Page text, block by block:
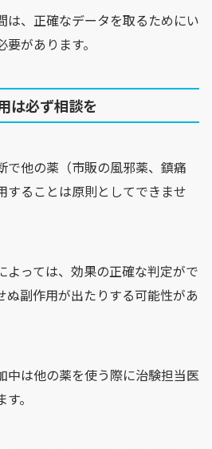
は、正確なデータを取るためにい
があります。
は必ず相談を
で他の薬（市販の風邪薬、鎮痛
することは原則としてできませ
よっては、効果の正確な判定がで
ぬ副作用が出たりする可能性があ
中は他の薬を使う際に治験担当医
。